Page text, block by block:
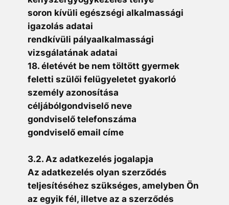
soron kívüli egészségi alkalmassági
igazolás adatai
rendkívüli pályaalkalmassági
vizsgálatának adatai
18. életévét be nem töltött gyermek
feletti szülői felügyeletet gyakorló
személy azonosítása
céljábólgondviselő neve
gondviselő telefonszáma
gondviselő email címe
3.2. Az adatkezelés jogalapja
Az adatkezelés olyan szerződés
teljesítéséhez szükséges, amelyben Ön
az egyik fél, illetve az a szerződés